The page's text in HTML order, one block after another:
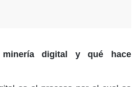
digital y qué hace